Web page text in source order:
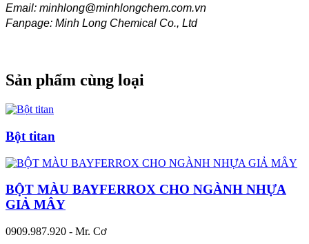
Email: minhlong@minhlongchem.com.vn
Fanpage: Minh Long Chemical Co., Ltd
Sản phẩm cùng loại
Bột titan
BỘT MÀU BAYFERROX CHO NGÀNH NHỰA
GIẢ MÂY
0909.987.920 - Mr. Cơ